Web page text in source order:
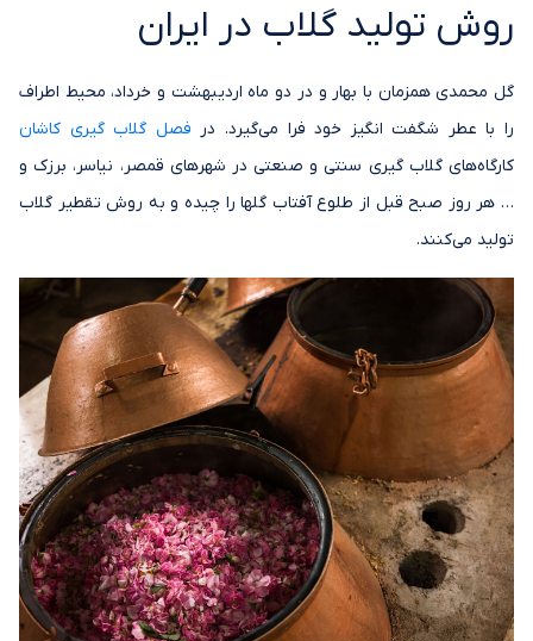
روش تولید گلاب در ایران
گل محمدی همزمان با بهار و در دو ماه اردیبهشت و خرداد، محیط اطراف
را با عطر شگفت انگیز خود فرا می‌گیرد. در فصل گلاب گیری کاشان
کارگاه‌های گلاب گیری سنتی و صنعتی در شهرهای قمصر، نیاسر، برزک و
… هر روز صبح قبل از طلوع آفتاب گلها را چیده و به روش تقطیر گلاب
تولید می‌کنند.